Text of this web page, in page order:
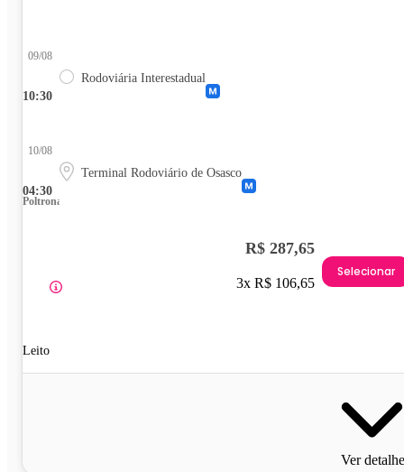
10:30
09/08
Rodoviária Interestadual
04:30
10/08
Terminal Rodoviário de Osasco
Poltrona
Leito
R$ 287,65
3x R$ 106,65
Selecionar
Ver